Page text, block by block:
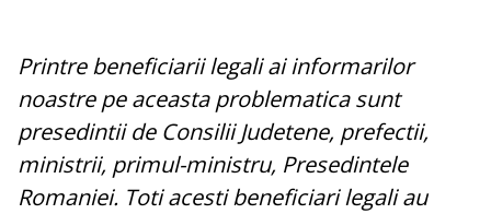
Printre beneficiarii legali ai informarilor
noastre pe aceasta problematica sunt
presedintii de Consilii Judetene, prefectii,
ministrii, primul-ministru, Presedintele
Romaniei. Toti acesti beneficiari legali au